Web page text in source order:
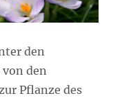
den
den
Pflanze des